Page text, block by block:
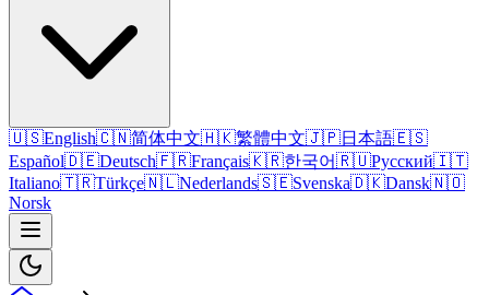
🇺🇸English🇨🇳简体中文🇭🇰繁體中文🇯🇵日本語🇪🇸
Español🇩🇪Deutsch🇫🇷Français🇰🇷한국어🇷🇺Русский🇮🇹
Italiano🇹🇷Türkçe🇳🇱Nederlands🇸🇪Svenska🇩🇰Dansk🇳🇴
Norsk